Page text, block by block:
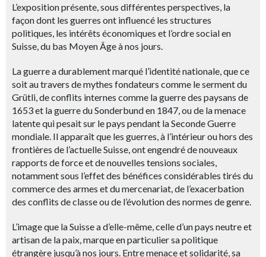
L’exposition présente, sous différentes perspectives, la
façon dont les guerres ont influencé les structures
politiques, les intérêts économiques et l’ordre social en
Suisse, du bas Moyen Âge à nos jours.
La guerre a durablement marqué l’identité nationale, que ce
soit au travers de mythes fondateurs comme le serment du
Grütli, de conflits internes comme la guerre des paysans de
1653 et la guerre du Sonderbund en 1847, ou de la menace
latente qui pesait sur le pays pendant la Seconde Guerre
mondiale. Il apparaît que les guerres, à l’intérieur ou hors des
frontières de l’actuelle Suisse, ont engendré de nouveaux
rapports de force et de nouvelles tensions sociales,
notamment sous l’effet des bénéfices considérables tirés du
commerce des armes et du mercenariat, de l’exacerbation
des conflits de classe ou de l’évolution des normes de genre.
L’image que la Suisse a d’elle-même, celle d’un pays neutre et
artisan de la paix, marque en particulier sa politique
étrangère jusqu’à nos jours. Entre menace et solidarité, sa